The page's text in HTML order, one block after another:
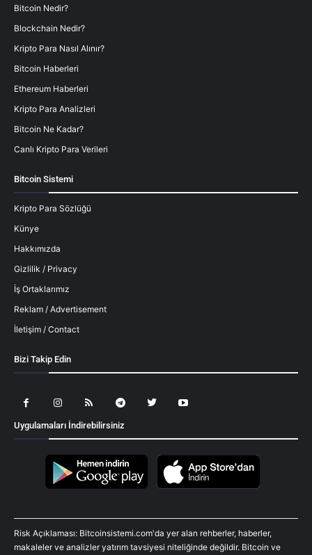
Bitcoin Nedir?
Blockchain Nedir?
Kripto Para Nasıl Alınır?
Bitcoin Haberleri
Ethereum Haberleri
Kripto Para Analizleri
Bitcoin Ne Kadar?
Canlı Kripto Para Verileri
Bitcoin Sistemi
Kripto Para Sözlüğü
Künye
Hakkımızda
Gizlilik / Privacy
İş Ortaklarımız
Reklam / Advertisement
İletişim / Contact
Bizi Takip Edin
Uygulamaları İndirebilirsiniz
Risk Açıklaması: Bitcoinsistemi.com'da yer alan rehberler, haberler,
makaleler ve analizler yatırım tavsiyesi niteliğinde değildir. Bitcoin ve